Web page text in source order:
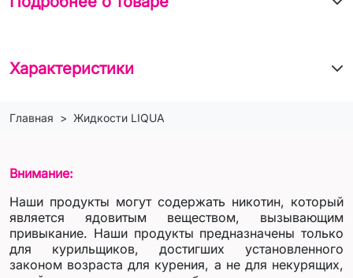
Характеристики
Главная Жидкости LIQUA
Внимание:
Наши продукты могут содержать никотин, который
является ядовитым веществом, вызывающим
привыкание. Наши продукты предназначены только
для курильщиков, достигших установленного
законом возраста для курения, а не для некурящих,